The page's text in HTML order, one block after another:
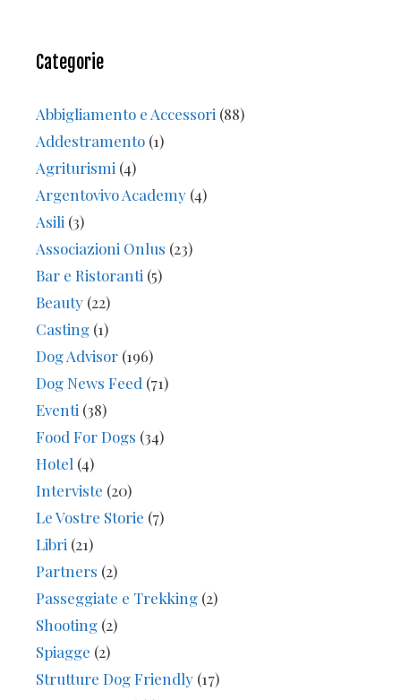
Categorie
Abbigliamento e Accessori (88)
Addestramento (1)
Agriturismi (4)
Argentovivo Academy (4)
Asili (3)
Associazioni Onlus (23)
Bar e Ristoranti (5)
Beauty (22)
Casting (1)
Dog Advisor (196)
Dog News Feed (71)
Eventi (38)
Food For Dogs (34)
Hotel (4)
Interviste (20)
Le Vostre Storie (7)
Libri (21)
Partners (2)
Passeggiate e Trekking (2)
Shooting (2)
Spiagge (2)
Strutture Dog Friendly (17)